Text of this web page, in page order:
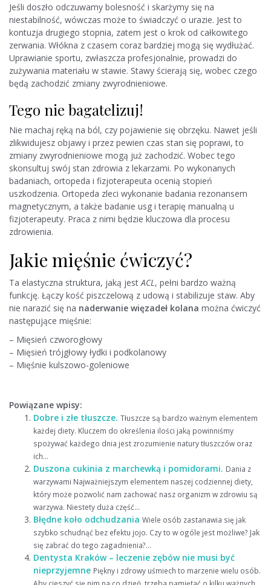
Jeśli doszło odczuwamy bolesność i skarżymy się na
niestabilność, wówczas może to świadczyć o urazie. Jest to
kontuzja drugiego stopnia, zatem jest o krok od całkowitego
zerwania. Włókna z czasem coraz bardziej mogą się wydłużać.
Uprawianie sportu, zwłaszcza profesjonalnie, prowadzi do
zużywania materiału w stawie. Stawy ścierają się, wobec czego
będą zachodzić zmiany zwyrodnieniowe.
Tego nie bagatelizuj!
Nie machaj ręką na ból, czy pojawienie się obrzęku. Nawet jeśli
zlikwidujesz objawy i przez pewien czas stan się poprawi, to
zmiany zwyrodnieniowe mogą już zachodzić. Wobec tego
skonsultuj swój stan zdrowia z lekarzami. Po wykonanych
badaniach, ortopeda i fizjoterapeuta ocenią stopień
uszkodzenia. Ortopeda zleci wykonanie badania rezonansem
magnetycznym, a także badanie usg i terapię manualną u
fizjoterapeuty. Praca z nimi będzie kluczowa dla procesu
zdrowienia.
Jakie mięśnie ćwiczyć?
Ta elastyczna struktura, jaką jest ACL , pełni bardzo ważną
funkcję. Łączy kość piszczelową z udową i stabilizuje staw. Aby
nie narazić się na naderwanie więzadeł kolana można ćwiczyć
następujące mięśnie:
– Mięsień czworogłowy
– Mięsień trójgłowy łydki i podkolanowy
– Mięśnie kulszowo-goleniowe
Powiązane wpisy:
Dobre i złe tłuszcze. Tłuszcze są bardzo ważnym elementem
każdej diety. Kluczem do określenia ilości jaką powinniśmy
spożywać każdego dnia jest zrozumienie natury tłuszczów oraz
ich...
Duszona cukinia z marchewką i pomidorami. Dania z
warzywami Najważniejszym elementem naszej codziennej diety,
który może pozwolić nam zachować nasz organizm w zdrowiu są
warzywa. Niestety duża część...
Błędne koło odchudzania Wiele osób zastanawia się jak
szybko schudnąć bez efektu jojo. Czy to w ogóle jest możliwe? Jak
się zabrać do tego zagadnienia?...
Dentysta Kraków – leczenie zębów nie musi być
nieprzyjemne Piękny i zdrowy uśmiech to marzenie wielu osób.
Aby cieszyć się nim na co dzień, trzeba pamiętać o kilku ważnych